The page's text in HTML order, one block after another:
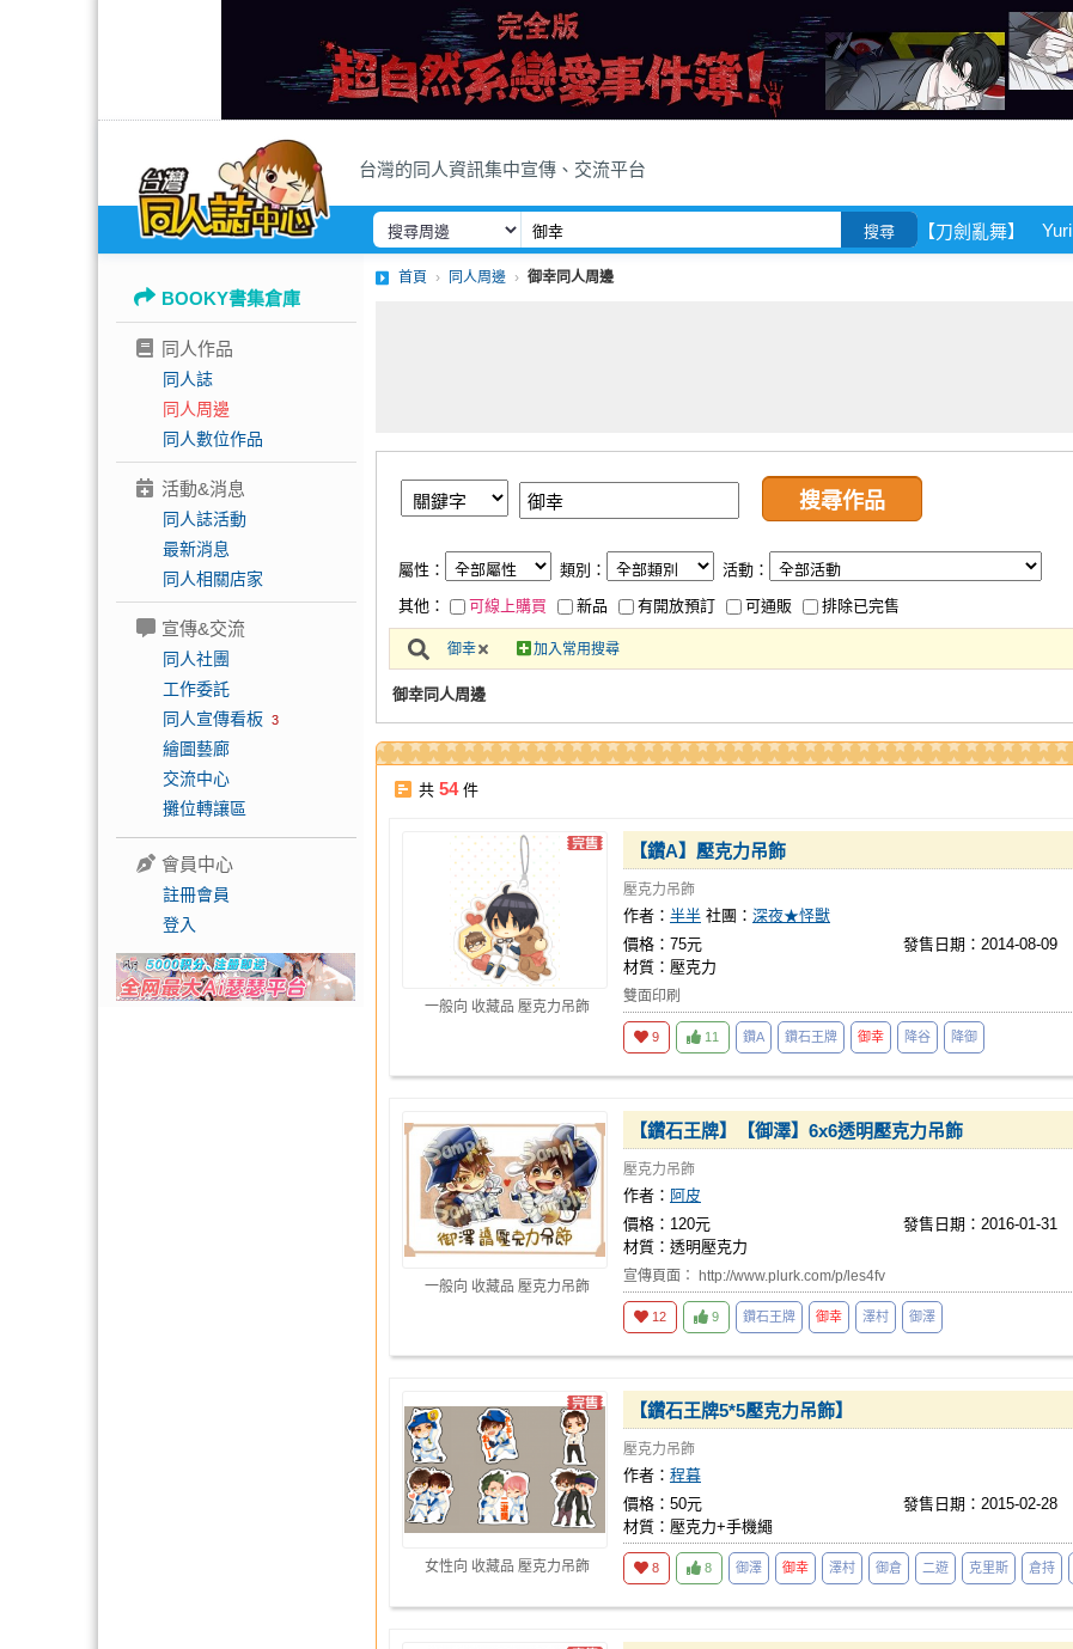
台灣的同人資訊集中宣傳、交流平台
搜尋 【刀劍亂舞】 Yuri
BOOKY書集倉庫
同人作品
同人誌
同人周邊
同人數位作品
活動&消息
同人誌活動
最新消息
同人相關店家
宣傳&交流
同人社團
工作委託
同人宣傳看板 3
繪圖藝廊
交流中心
攤位轉讓區
會員中心
註冊會員
登入
首頁 同人周邊 御幸同人周邊
屬性： 類別：
活動：
其他：
可線上購買 新品 有開放預訂 可通販 排除已完售
御幸 加入常用搜尋
御幸同人周邊
共 54件
一般向 收藏品 壓克力吊飾
【鑽A】壓克力吊飾
壓克力吊飾
作者： 半半 社團： 深夜★怪獸
價格：75元
發售日期：2014-08-09
材質：壓克力
雙面印刷
9 11 鑽A 鑽石王牌 御幸 降谷 降御
一般向 收藏品 壓克力吊飾
【鑽石王牌】【御澤】6x6透明壓克力吊飾
壓克力吊飾
作者： 阿皮
價格：120元
發售日期：2016-01-31
材質：透明壓克力
宣傳頁面： http://www.plurk.com/p/les4fv
12 9 鑽石王牌 御幸 澤村 御澤
女性向 收藏品 壓克力吊飾
【鑽石王牌5*5壓克力吊飾】
壓克力吊飾
作者： 程暮
價格：50元
發售日期：2015-02-28
材質：壓克力+手機繩
8 8 御澤 御幸 澤村 御倉 二遊 克里斯 倉持